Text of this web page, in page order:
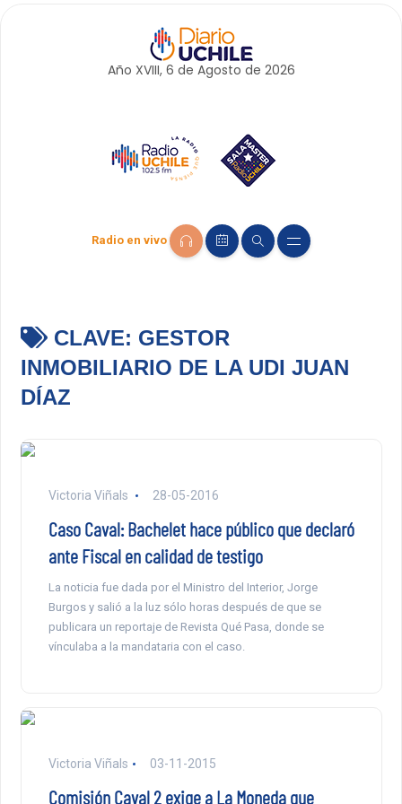
Año XVIII, 6 de Agosto de 2026
Radio en vivo
CLAVE: GESTOR
INMOBILIARIO DE LA UDI JUAN
DÍAZ
Victoria Viñals 28-05-2016
Caso Caval: Bachelet hace público que declaró
ante Fiscal en calidad de testigo
La noticia fue dada por el Ministro del Interior, Jorge
Burgos y salió a la luz sólo horas después de que se
publicara un reportaje de Revista Qué Pasa, donde se
vínculaba a la mandataria con el caso.
Victoria Viñals 03-11-2015
Comisión Caval 2 exige a La Moneda que